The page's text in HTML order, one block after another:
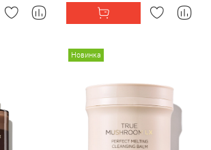
Новинка